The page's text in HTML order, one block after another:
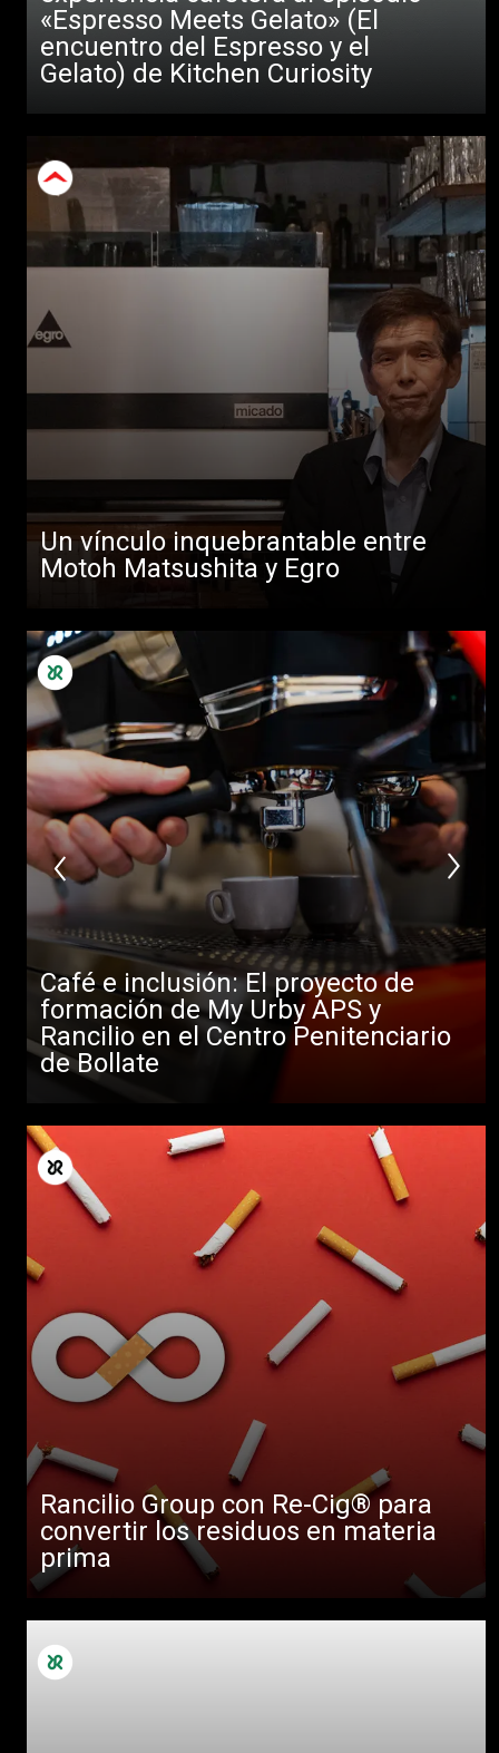
«Espresso Meets Gelato» (El
encuentro del Espresso y el
Gelato) de Kitchen Curiosity
Un vínculo inquebrantable entre
Motoh Matsushita y Egro
Café e inclusión: El proyecto de
formación de My Urby APS y
Rancilio en el Centro Penitenciario
de Bollate
Rancilio Group con Re-Cig® para
convertir los residuos en materia
prima